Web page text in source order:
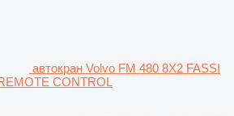
автокран Volvo FM 480 8X2 FASSI
CONTROL